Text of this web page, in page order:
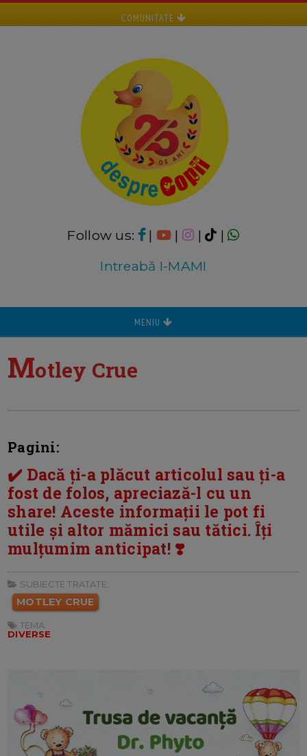
COMUNITATE
Follow us: | | |
|
Intreabă I-MAMI
MENIU
Motley Crue
Pagini:
✔️ Dacă ți-a plăcut articolul sau ți-a
fost de folos, apreciază-l cu un
share! Aceste informații le pot fi
utile și altor mămici sau tătici. Îți
mulțumim anticipat! ❣️
SUBIECTE TRATATE:
MOTLEY CRUE
TEMA:
DIVERSE